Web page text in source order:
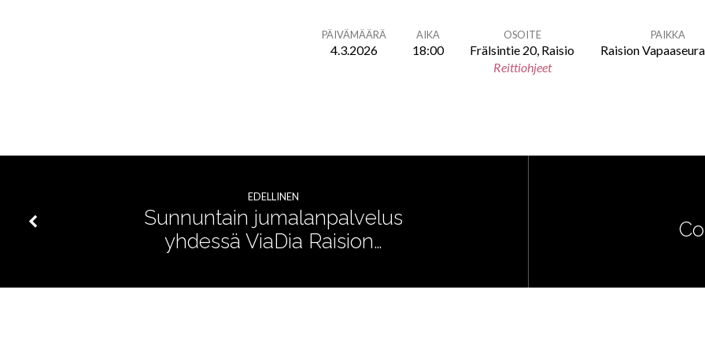
PÄIVÄMÄÄRÄ
4.3.2026
AIKA
18:00
OSOITE
Frälsintie 20, Raisio
Reittiohjeet
PAIKKA
Raision
EDELLINEN
Sunnuntain jumalanpalvelus
yhdessä ViaDia Raision…